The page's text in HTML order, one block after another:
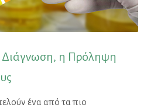
Διάγνωση, η Πρόληψη
ένα από τα πιο